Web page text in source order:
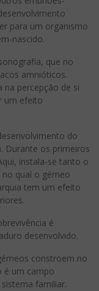
para um organismo
nascido.
que no
amnióticos.
na percepção de si
um efeito
do
Durante os primeiros
instala-se tanto o
qual o gémeo
tem um efeito
é
desenvolvido.
constroem no
é um campo
familiar.